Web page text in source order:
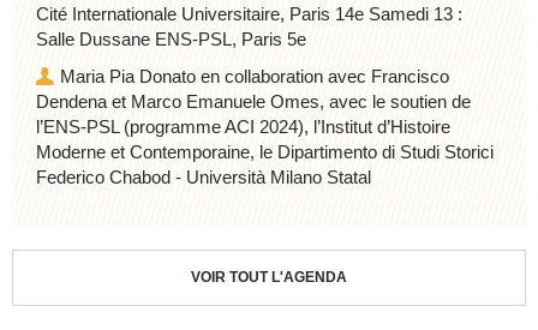
Cité Internationale Universitaire, Paris 14e Samedi 13 :
Salle Dussane ENS-PSL, Paris 5e
Maria Pia Donato en collaboration avec Francisco
Dendena et Marco Emanuele Omes, avec le soutien de
l’ENS-PSL (programme ACI 2024), l’Institut d’Histoire
Moderne et Contemporaine, le Dipartimento di Studi Storici
Federico Chabod - Università Milano Statal
VOIR TOUT L'AGENDA